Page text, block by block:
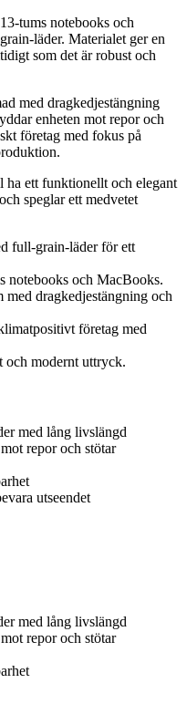
tums notebooks och
läder. Materialet ger en
som det är robust och
med dragkedjestängning
enheten mot repor och
företag med fokus på
ett funktionellt och elegant
speglar ett medvetet
full-grain-läder för ett
notebooks och MacBooks.
dragkedjestängning och
företag med
och modernt uttryck.
med lång livslängd
repor och stötar
utseendet
med lång livslängd
repor och stötar